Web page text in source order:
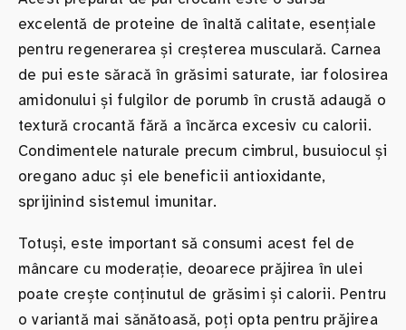
excelentă de proteine de înaltă calitate, esențiale
pentru regenerarea și creșterea musculară. Carnea
de pui este săracă în grăsimi saturate, iar folosirea
amidonului și fulgilor de porumb în crustă adaugă o
textură crocantă fără a încărca excesiv cu calorii.
Condimentele naturale precum cimbrul, busuiocul și
oregano aduc și ele beneficii antioxidante,
sprijinind sistemul imunitar.
Totuși, este important să consumi acest fel de
mâncare cu moderație, deoarece prăjirea în ulei
poate crește conținutul de grăsimi și calorii. Pentru
o variantă mai sănătoasă, poți opta pentru prăjirea